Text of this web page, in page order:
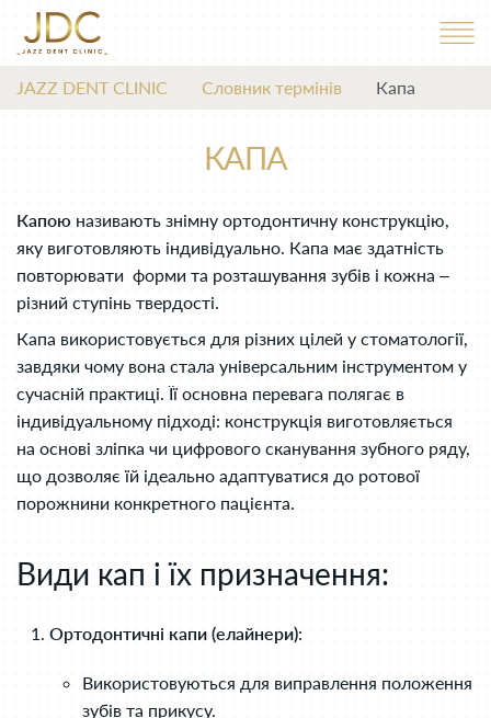
JAZZ DENT CLINIC Словник термінів Капа
КАПА
Капою називають знімну ортодонтичну конструкцію,
яку виготовляють індивідуально. Капа має здатність
повторювати форми та розташування зубів і кожна –
різний ступінь твердості.
Капа використовується для різних цілей у стоматології,
завдяки чому вона стала універсальним інструментом у
сучасній практиці. Її основна перевага полягає в
індивідуальному підході: конструкція виготовляється
на основі зліпка чи цифрового сканування зубного ряду,
що дозволяє їй ідеально адаптуватися до ротової
порожнини конкретного пацієнта.
Види кап і їх призначення:
Ортодонтичні капи (елайнери):
Використовуються для виправлення положення
зубів та прикусу.